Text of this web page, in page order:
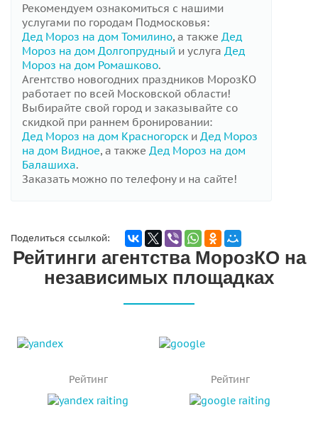
Рекомендуем ознакомиться с нашими
услугами по городам Подмосковья:
Дед Мороз на дом Томилино, а также Дед
Мороз на дом Долгопрудный и услуга Дед
Мороз на дом Ромашково.
Агентство новогодних праздников МорозКО
работает по всей Московской области!
Выбирайте свой город и заказывайте со
скидкой при раннем бронировании:
Дед Мороз на дом Красногорск и Дед Мороз
на дом Видное, а также Дед Мороз на дом
Балашиха.
Заказать можно по телефону и на сайте!
Поделиться ссылкой:
Рейтинги агентства МорозКО на
независимых площадках
Рейтинг Рейтинг